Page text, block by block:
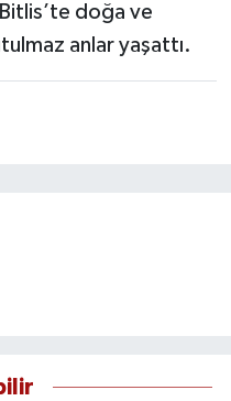
doğa ve
anlar yaşattı.